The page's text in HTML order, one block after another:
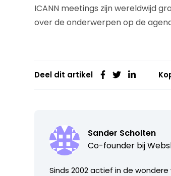
ICANN meetings zijn wereldwijd
over de onderwerpen op de
Deel dit artikel
Sander Scholten
Co-founder bij
Sinds 2002 actief in de